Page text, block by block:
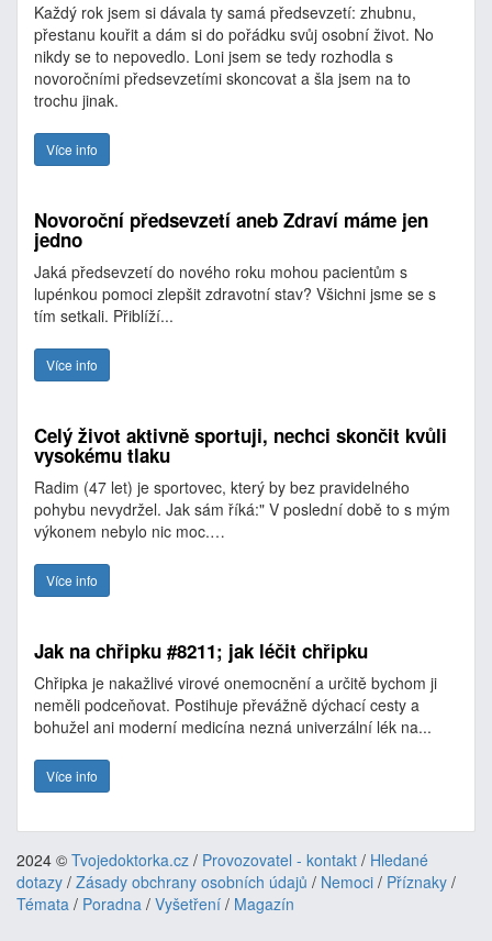
Každý rok jsem si dávala ty samá předsevzetí: zhubnu,
přestanu kouřit a dám si do pořádku svůj osobní život. No
nikdy se to nepovedlo. Loni jsem se tedy rozhodla s
novoročními předsevzetími skoncovat a šla jsem na to
trochu jinak.
Více info
Novoroční předsevzetí aneb Zdraví máme jen
jedno
Jaká předsevzetí do nového roku mohou pacientům s
lupénkou pomoci zlepšit zdravotní stav? Všichni jsme se s
tím setkali. Přiblíží...
Více info
Celý život aktivně sportuji, nechci skončit kvůli
vysokému tlaku
Radim (47 let) je sportovec, který by bez pravidelného
pohybu nevydržel. Jak sám říká:" V poslední době to s mým
výkonem nebylo nic moc.…
Více info
Jak na chřipku #8211; jak léčit chřipku
Chřipka je nakažlivé virové onemocnění a určitě bychom ji
neměli podceňovat. Postihuje převážně dýchací cesty a
bohužel ani moderní medicína nezná univerzální lék na...
Více info
2024 © Tvojedoktorka.cz / Provozovatel - kontakt / Hledané
dotazy / Zásady obchrany osobních údajů / Nemoci / Příznaky /
Témata / Poradna / Vyšetření / Magazín